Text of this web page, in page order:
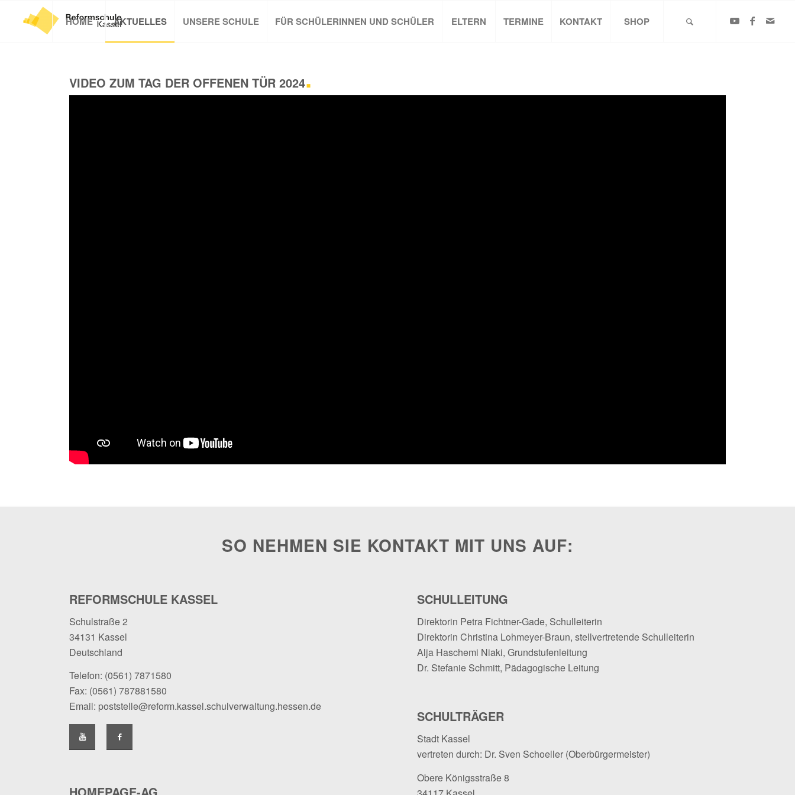
HOME AKTUELLES UNSERE SCHULE FÜR SCHÜLERINNEN UND SCHÜLER ELTERN TERMINE KONTAKT SHOP
VIDEO ZUM TAG DER OFFENEN TÜR 2024.
SO NEHMEN SIE KONTAKT MIT UNS AUF:
REFORMSCHULE KASSEL
Schulstraße 2
34131 Kassel
Deutschland
Telefon: (0561) 7871580
Fax: (0561) 787881580
Email: poststelle@reform.kassel.schulverwaltung.hessen.de
SCHULLEITUNG
Direktorin Petra Fichtner-Gade, Schulleiterin
Direktorin Christina Lohmeyer-Braun, stellvertretende Schulleiterin
Alja Haschemi Niaki, Grundstufenleitung
Dr. Stefanie Schmitt, Pädagogische Leitung
SCHULTRÄGER
Stadt Kassel
vertreten durch: Dr. Sven Schoeller (Oberbürgermeister)
Obere Königsstraße 8